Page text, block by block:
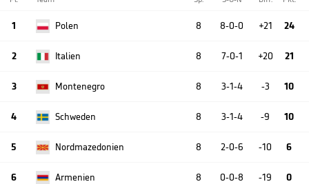
1 Polen 8 8-0-0 +21 24
2 Italien 8 7-0-1 +20 21
3 Montenegro 8 3-1-4 -3 10
4 Schweden 8 3-1-4 -9 10
5 Nordmazedonien 8 2-0-6 -10 6
6 Armenien 8 0-0-8 -19 0